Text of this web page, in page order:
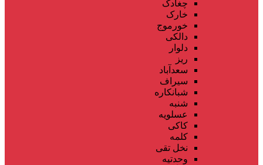
چغادک
خارک
خورموج
دالکی
دلوار
ریز
سعدآباد
سیراف
شبانکاره
شنبه
عسلویه
کاکی
کلمه
نخل تقی
وحدتیه